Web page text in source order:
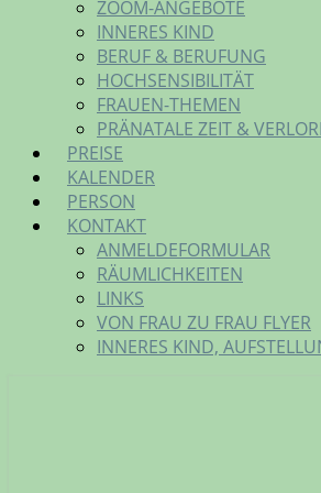
ZOOM-ANGEBOTE
INNERES KIND
BERUF & BERUFUNG
HOCHSENSIBILITÄT
FRAUEN-THEMEN
PRÄNATALE ZEIT &
PREISE
KALENDER
PERSON
KONTAKT
ANMELDEFORMULAR
RÄUMLICHKEITEN
LINKS
VON FRAU ZU FRAU FLYER
INNERES KIND,